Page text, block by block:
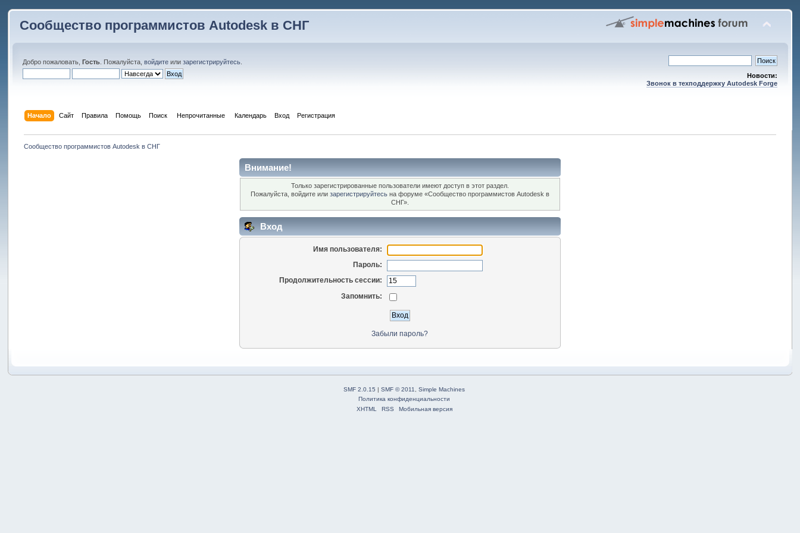
Сообщество программистов Autodesk в СНГ
Добро пожаловать,Гость . Пожалуйста,войдите илизарегистрируйтесь
Новости:
Звонок в техподдержку Autodesk Forge
Начало Сайт Правила Помощь Поиск Непрочитанные Календарь Вход Регистрация
Сообщество программистов Autodesk в СНГ
Внимание!
Только зарегистрированные пользователи имеют доступ в этот раздел.
Пожалуйста, войдите или зарегистрируйтесьна форуме «Сообщество программистов Autodesk в
СНГ».
Вход
Имя пользователя:
Пароль:
Продолжительность сессии:
Запомнить:
Забыли пароль?
SMF 2.0.15 |SMF © 2011 ,Simple Machines
Политика конфиденциальности
XHTML
RSS Мобильная версия